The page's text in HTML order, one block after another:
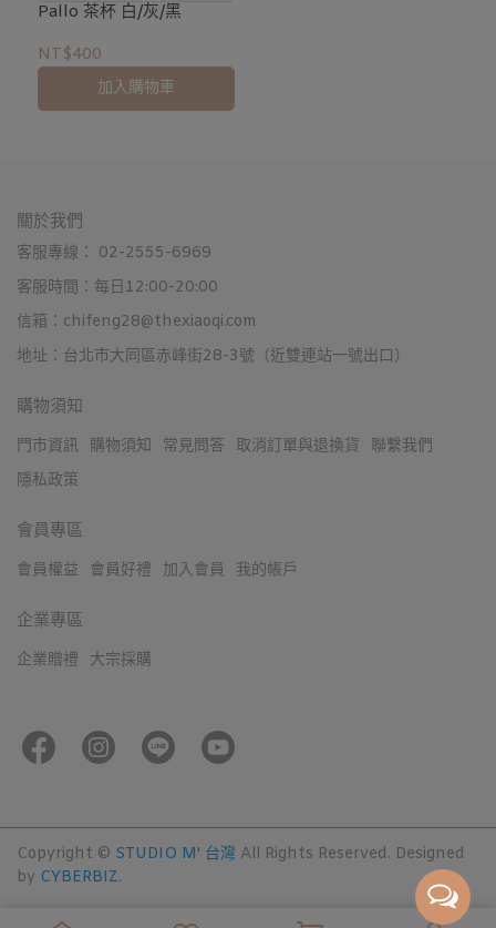
Pallo 茶杯 白/灰/黑
NT$400
加入購物車
關於我們
客服專線： 02-2555-6969
客服時間：每日12:00-20:00
信箱：chifeng28@thexiaoqi.com
地址：台北市大同區赤峰街28-3號（近雙連站一號出口）
購物須知
門市資訊 購物須知 常見問答 取消訂單與退換貨
聯繫我們
隱私政策
會員專區
會員權益 會員好禮 加入會員 我的帳戶
企業專區
企業贈禮 大宗採購
Copyright © STUDIO M' 台灣 All Rights Reserved. Designed
by CYBERBIZ.